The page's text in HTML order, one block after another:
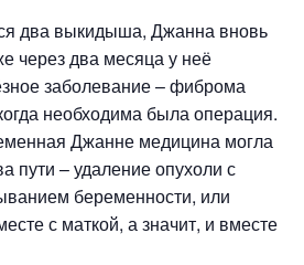
два выкидыша, Джанна вновь
через два месяца у неё
заболевание – фиброма
необходима была операция.
Джанне медицина могла
пути – удаление опухоли с
беременности, или
с маткой, а значит, и вместе